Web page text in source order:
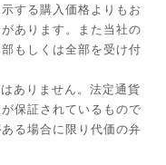
する購入価格よりもお
あります。また当社の
もしくは全部を受け付
ありません。法定通貨
保証されているもので
る場合に限り代価の弁